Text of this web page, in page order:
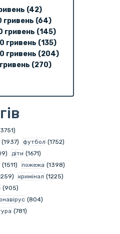
(42)
гривень (64)
гривень (145)
гривень (135)
гривень (204)
(270)
(1937) футбол (1752)
діти (1671)
(1511) пожежа (1398)
кримінал (1225)
(905)
(804)
(781)